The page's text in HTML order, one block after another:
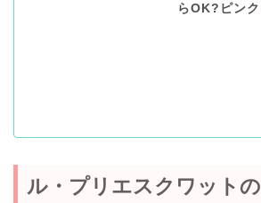
らOK?ピン
ル・プリエスクワット